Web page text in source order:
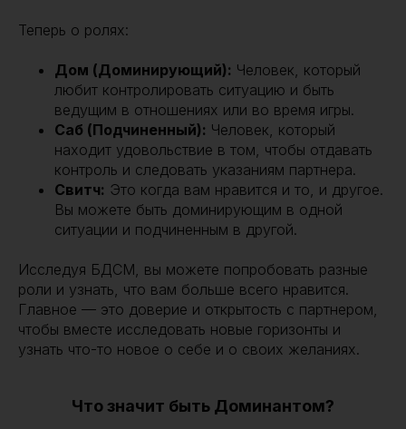
Теперь о ролях:
Дом (Доминирующий): Человек, который
любит контролировать ситуацию и быть
ведущим в отношениях или во время игры.
Саб (Подчиненный): Человек, который
находит удовольствие в том, чтобы отдавать
контроль и следовать указаниям партнера.
Свитч: Это когда вам нравится и то, и другое.
Вы можете быть доминирующим в одной
ситуации и подчиненным в другой.
Исследуя БДСМ, вы можете попробовать разные
роли и узнать, что вам больше всего нравится.
Главное — это доверие и открытость с партнером,
чтобы вместе исследовать новые горизонты и
узнать что-то новое о себе и о своих желаниях.
Что значит быть Доминантом?